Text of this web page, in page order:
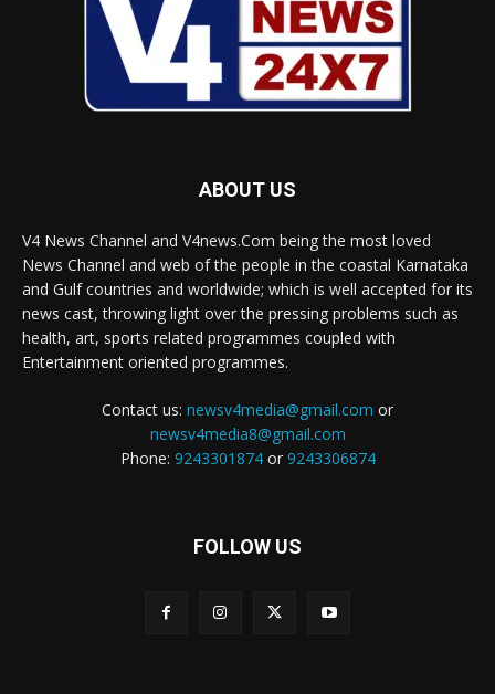
ABOUT US
V4 News Channel and V4news.Com being the most loved
News Channel and web of the people in the coastal Karnataka
and Gulf countries and worldwide; which is well accepted for its
news cast, throwing light over the pressing problems such as
health, art, sports related programmes coupled with
Entertainment oriented programmes.
Contact us: newsv4media@gmail.com or
newsv4media8@gmail.com
Phone: 9243301874or 9243306874
FOLLOW US